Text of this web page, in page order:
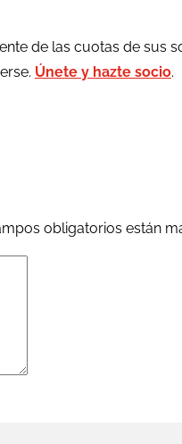
de las cuotas de
Únete y hazte socio.
obligatorios están